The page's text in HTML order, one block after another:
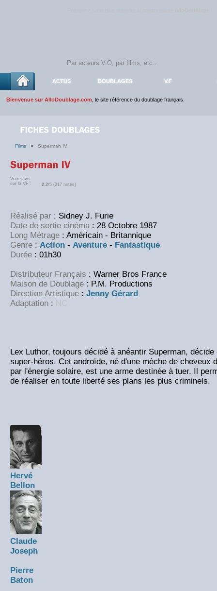
ACTUS DOUBLAGES V.F
Bienvenue sur AlloDoublage.com , le site référence du doublage français.
Films > Superman IV
Votre avis
sur la VF :
2.2/5 (217 notes)
Réalisé par : Sidney J. Furie
Date de sortie cinéma : 28 Octobre 1987
Long Métrage : Américain - Britannique
Genre : Action - Aventure - Fantastique
Durée : 01h30
Distributeur Français : Warner Bros France
Maison de Doublage : P.M. Productions
Direction Artistique : Jenny Gérard
Adaptation : NC
Lex Luthor, toujours décidé à anéantir Superman,
super-héros. Cet androïde, né d'une mèche de cheveux
par l'énergie solaire, est une arme destinée à tuer. Il
de réaliser en toute liberté ses plans les plus criminels.
Hervé
Bellon
Claude
Joseph
Pierre
Baton